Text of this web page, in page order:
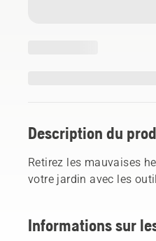
Description du
Retirez les mauvaises
votre jardin avec les
Informations sur